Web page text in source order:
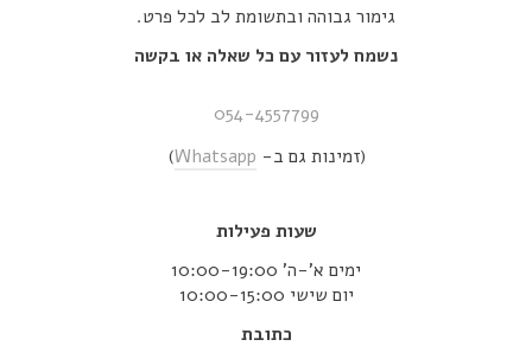
גימור גבוהה ובתשומת לב לכל פרט.
נשמח לעזור עם כל שאלה או בקשה
054-4557799
(זמינות גם ב- Whatsapp
)
שעות פעילות
ימים א’-ה’ 10:00-19:00
יום שישי 10:00-15:00
כתובת